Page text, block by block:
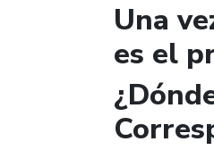
Una
es el